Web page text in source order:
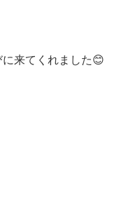
来てくれました😊